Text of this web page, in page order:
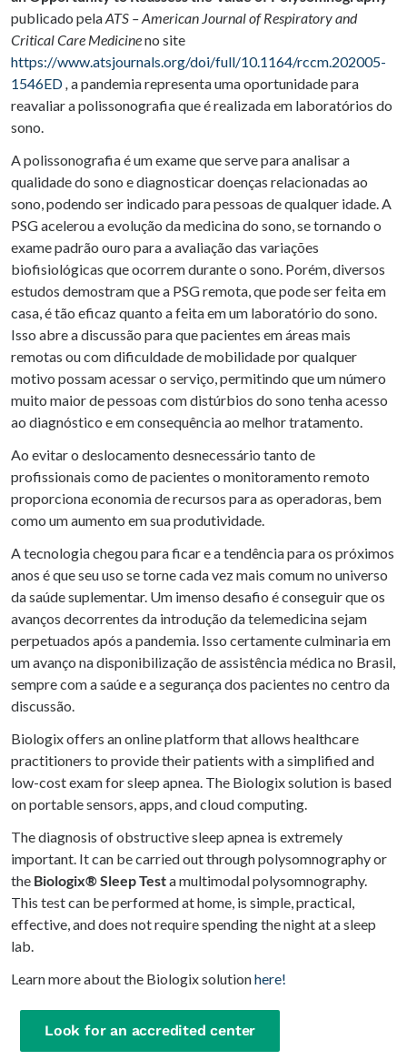
publicado pelaATS – American Journal of Respiratory and
Critical Care Medicineno site
https://www.atsjournals.org/doi/full/10.1164/rccm.202005-
1546ED, a pandemia representa uma oportunidade para
reavaliar a polissonografia que é realizada em laboratórios do
sono.
A polissonografia é um exame que serve para analisar a
qualidade do sono e diagnosticar doenças relacionadas ao
sono, podendo ser indicado para pessoas de qualquer idade. A
PSG acelerou a evolução da medicina do sono, se tornando o
exame padrão ouro para a avaliação das variações
biofisiológicas que ocorrem durante o sono. Porém, diversos
estudos demostram que a PSG remota, que pode ser feita em
casa, é tão eficaz quanto a feita em um laboratório do sono.
Isso abre a discussão para que pacientes em áreas mais
remotas ou com dificuldade de mobilidade por qualquer
motivo possam acessar o serviço, permitindo que um número
muito maior de pessoas com distúrbios do sono tenha acesso
ao diagnóstico e em consequência ao melhor tratamento.
Ao evitar o deslocamento desnecessário tanto de
profissionais como de pacientes o monitoramento remoto
proporciona economia de recursos para as operadoras, bem
como um aumento em sua produtividade.
A tecnologia chegou para ficar e a tendência para os próximos
anos é que seu uso se torne cada vez mais comum no universo
da saúde suplementar. Um imenso desafio é conseguir que os
avanços decorrentes da introdução da telemedicina sejam
perpetuados após a pandemia. Isso certamente culminaria em
um avanço na disponibilização de assistência médica no Brasil,
sempre com a saúde e a segurança dos pacientes no centro da
discussão.
Biologix offers an online platform that allows healthcare
practitioners to provide their patients with a simplified and
low-cost exam for sleep apnea. The Biologix solution is based
on portable sensors, apps, and cloud computing.
The diagnosis of obstructive sleep apnea is extremely
important. It can be carried out through polysomnography or
the Biologix® Sleep Testa multimodal polysomnography.
This test can be performed at home, is simple, practical,
effective, and does not require spending the night at a sleep
lab.
Learn more about the Biologix solutionhere!
Look for an accredited center